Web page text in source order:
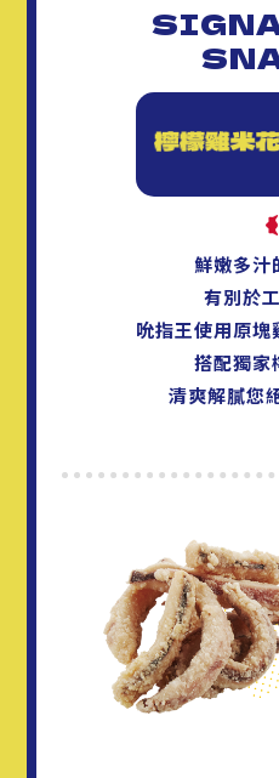
鮮嫩多汁
有別於
吮指王使用原塊
搭配獨家
清爽解膩您